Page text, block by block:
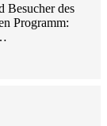
Besucher des
Programm: